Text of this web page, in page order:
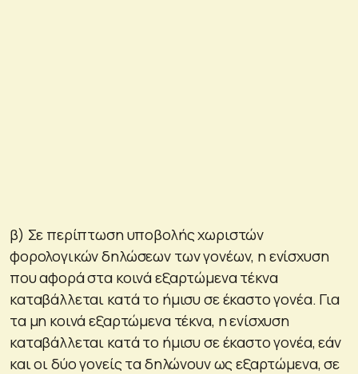
β) Σε περίπτωση υποβολής χωριστών
φορολογικών δηλώσεων των γονέων, η ενίσχυση
που αφορά στα κοινά εξαρτώμενα τέκνα
καταβάλλεται κατά το ήμισυ σε έκαστο γονέα. Για
τα μη κοινά εξαρτώμενα τέκνα, η ενίσχυση
καταβάλλεται κατά το ήμισυ σε έκαστο γονέα, εάν
και οι δύο γονείς τα δηλώνουν ως εξαρτώμενα, σε